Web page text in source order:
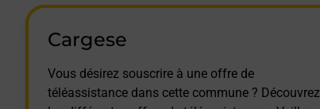
Cargese
Vous désirez souscrire à une offre de
téléassistance dans cette commune ? Découvrez